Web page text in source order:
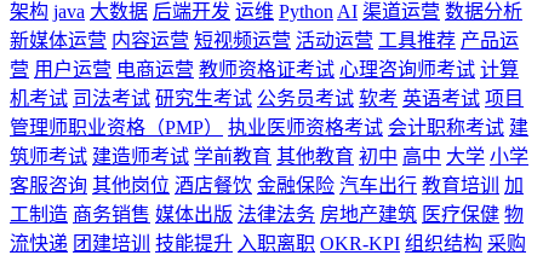
架构 java 大数据 后端开发 运维 Python AI 渠道运营 数据分析
新媒体运营 内容运营 短视频运营 活动运营 工具推荐 产品运
营 用户运营 电商运营 教师资格证考试 心理咨询师考试 计算
机考试 司法考试 研究生考试 公务员考试 软考 英语考试 项目
管理师职业资格（PMP）
执业医师资格考试 会计职称考试 建
筑师考试 建造师考试 学前教育 其他教育 初中 高中 大学 小学
客服咨询 其他岗位 酒店餐饮 金融保险 汽车出行 教育培训
加
工制造 商务销售 媒体出版 法律法务 房地产建筑 医疗保健 物
流快递 团建培训 技能提升 入职离职 OKR-KPI 组织结构 采购